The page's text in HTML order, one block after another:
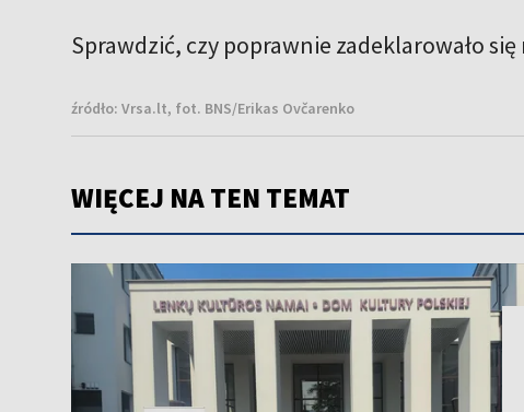
Sprawdzić, czy poprawnie zadeklarowało
źródło: Vrsa.lt, fot. BNS/Erikas Ovčarenko
WIĘCEJ NA TEN TEMAT